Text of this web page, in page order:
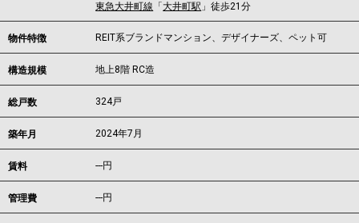
東急大井町線 「 大井町駅 」徒歩21分
物件特徴 REIT系ブランドマンション、デザイナーズ、ペット可
構造規模 地上8階 RC造
総戸数 324戸
築年月 2024年7月
賃料 ---円
管理費 ---円